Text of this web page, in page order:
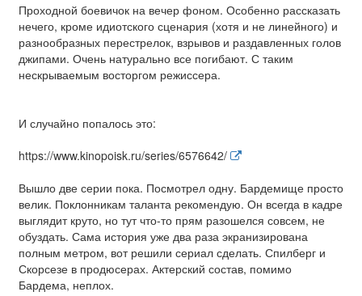
Проходной боевичок на вечер фоном. Особенно рассказать
нечего, кроме идиотского сценария (хотя и не линейного) и
разнообразных перестрелок, взрывов и раздавленных голов
джипами. Очень натурально все погибают. С таким
нескрываемым восторгом режиссера.
И случайно попалось это:
https://www.kinopoisk.ru/series/6576642/
Вышло две серии пока. Посмотрел одну. Бардемище просто
велик. Поклонникам таланта рекомендую. Он всегда в кадре
выглядит круто, но тут что-то прям разошелся совсем, не
обуздать. Сама история уже два раза экранизирована
полным метром, вот решили сериал сделать. Спилберг и
Скорсезе в продюсерах. Актерский состав, помимо
Бардема, неплох.